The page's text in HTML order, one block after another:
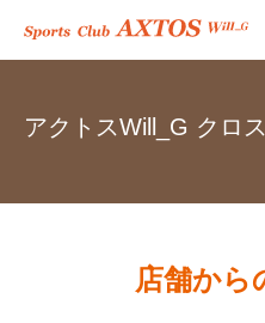
アクトスWill_G クロ
店舗から